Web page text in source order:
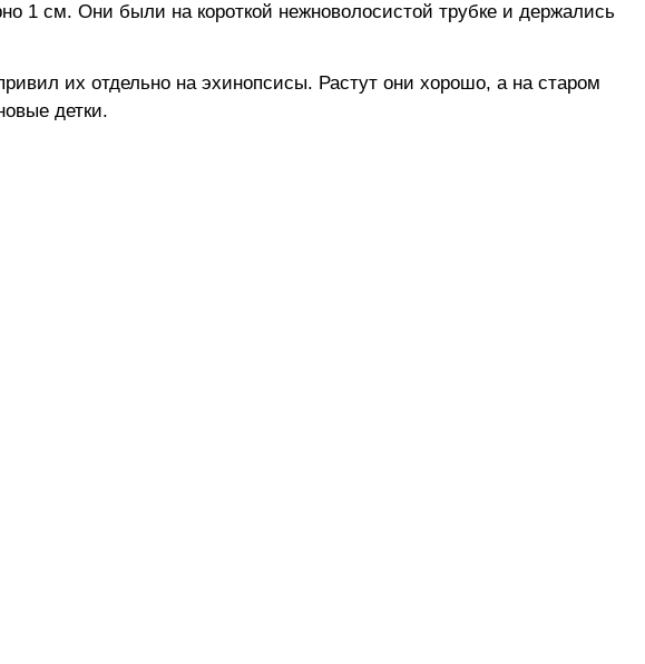
1 см. Они были на короткой нежноволосистой трубке и держались
их отдельно на эхинопсисы. Растут они хорошо, а на старом
детки.